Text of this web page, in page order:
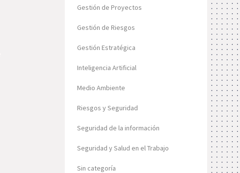
Gestión de Proyectos
Gestión de Riesgos
Gestión Estratégica
Inteligencia Artificial
Medio Ambiente
Riesgos y Seguridad
Seguridad de la información
Seguridad y Salud en el Trabajo
Sin categoría